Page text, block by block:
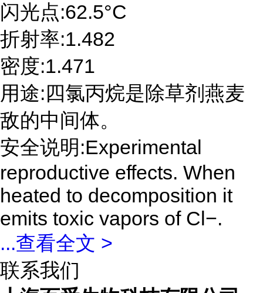
闪光点:62.5°C
折射率:1.482
密度:1.471
用途:四氯丙烷是除草剂燕麦
敌的中间体。
安全说明:Experimental
reproductive effects. When
heated to decomposition it
emits toxic vapors of Cl−.
...查看全文 >
联系我们